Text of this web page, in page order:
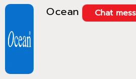
Ocean Chat